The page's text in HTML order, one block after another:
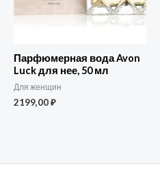
Парфюмерная вода Avon
Luck для нее, 50 мл
Для женщин
2199,00₽